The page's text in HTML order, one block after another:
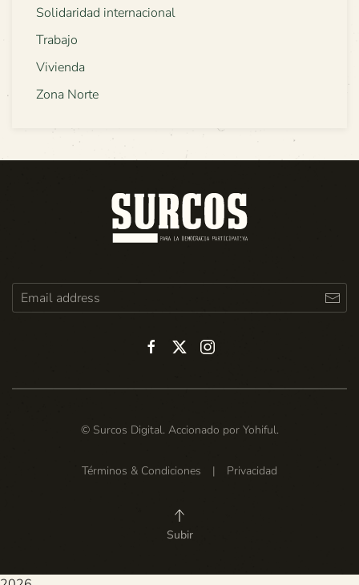
Solidaridad internacional
Trabajo
Vivienda
Zona Norte
© Surcos Digital. Accionado por Yohiful.
Términos & Condiciones | Privacidad
Subir